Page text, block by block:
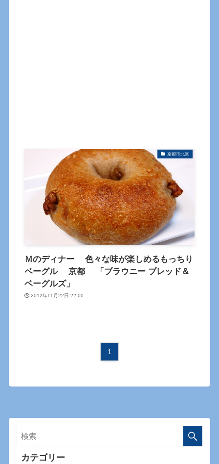
京都市北区
Ｍのディナー 色々な味が楽しめるもっちり
ベーグル 京都 「ブラウニー ブレッド＆
ベーグルズ」
2012年11月22日 22:00
1
カテゴリー